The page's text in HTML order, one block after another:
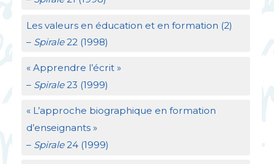
Les valeurs en éducation et en formation (2)
–Spirale22 (1998)
« Apprendre l’écrit »
– Spirale23 (1999)
« L’approche biographique en formation
d’enseignants »
– Spirale24 (1999)